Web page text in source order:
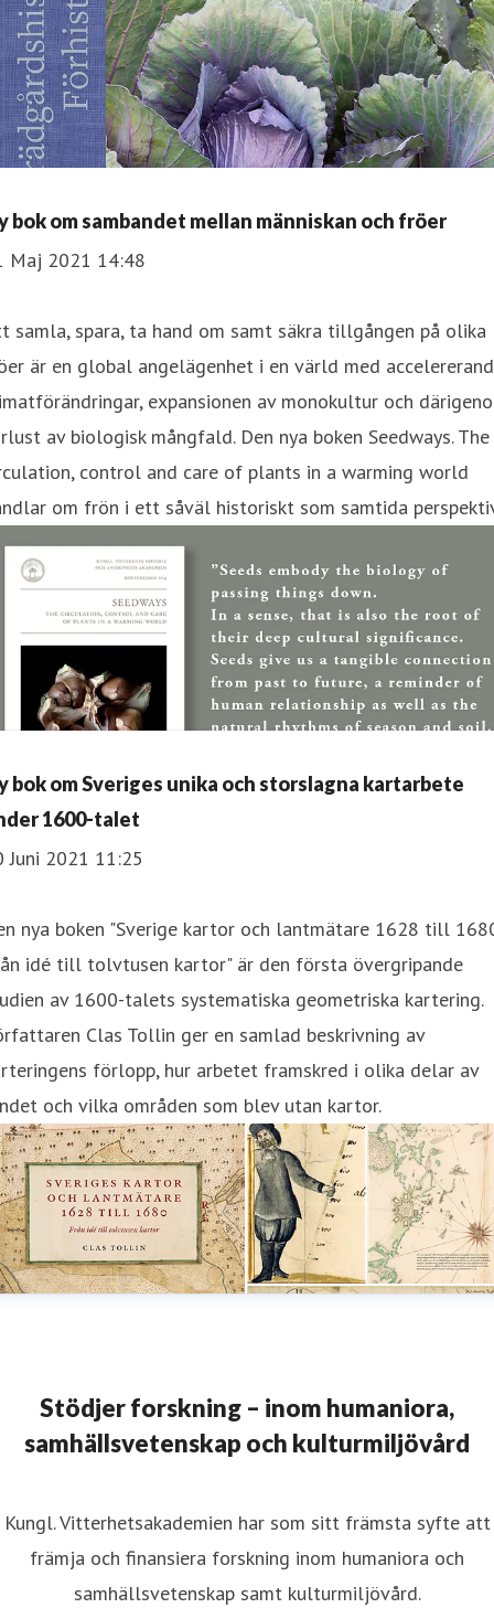
bok om sambandet mellan människan och fröer
Maj 2021 14:48
samla, spara, ta hand om samt säkra tillgången på olika
är en global angelägenhet i en värld med
expansionen av monokultur och
av biologisk mångfald. Den nya boken Seedways. The
control and care of plants in a warming world
om frön i ett såväl historiskt som samtida
bok om Sveriges unika och storslagna kartarbete
1600-talet
Juni 2021 11:25
nya boken "Sverige kartor och lantmätare 1628 till
idé till tolvtusen kartor" är den första övergripande
av 1600-talets systematiska geometriska kartering.
Clas Tollin ger en samlad beskrivning av
förlopp, hur arbetet framskred i olika delar av
och vilka områden som blev utan kartor.
Stödjer forskning – inom humaniora,
samhällsvetenskap och kulturmiljövård
Kungl. Vitterhetsakademien har som sitt främsta syfte att
främja och finansiera forskning inom humaniora och
samhällsvetenskap samt kulturmiljövård.